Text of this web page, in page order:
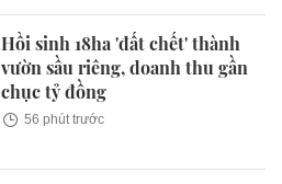
Hồi sinh 18ha 'đất chết' thành
vườn sầu riêng, doanh thu gần
chục tỷ đồng
56 phút trước